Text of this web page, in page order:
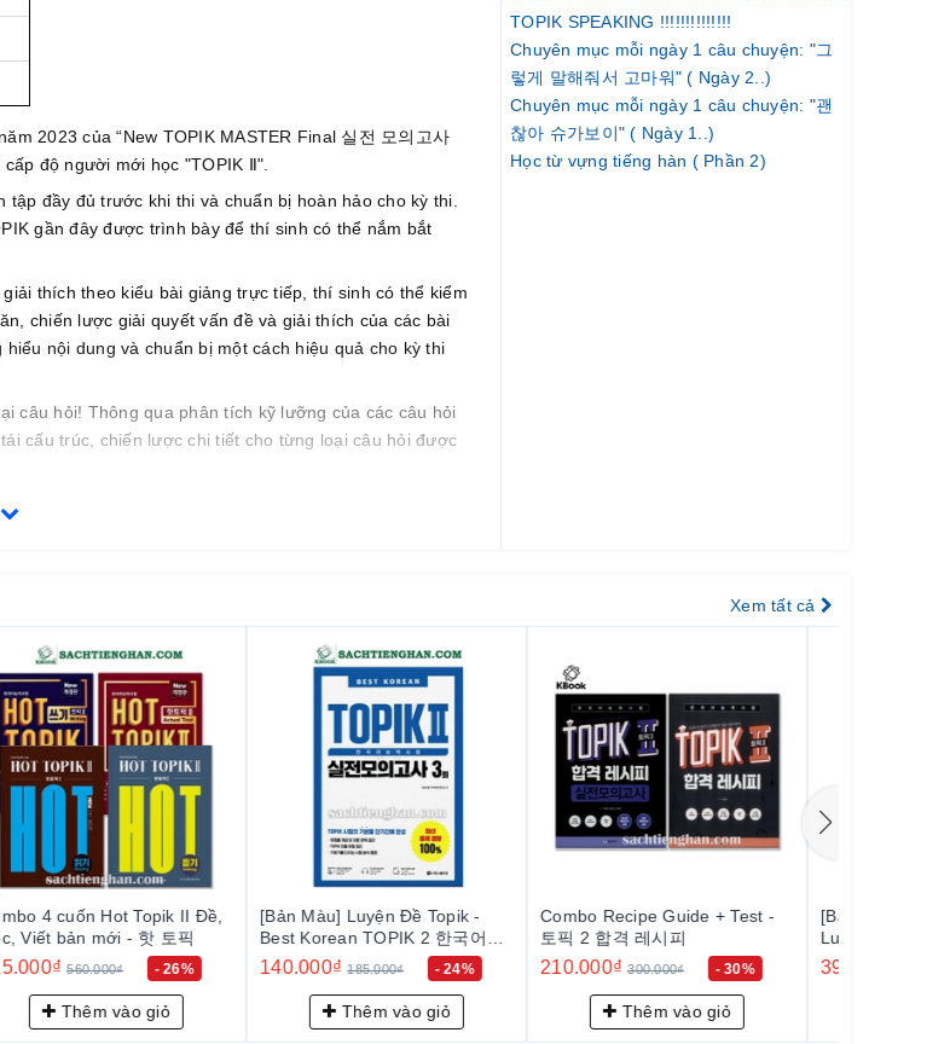
2023 của “New TOPIK MASTER Final 실전 모의고사
độ người mới học "TOPIK Ⅱ".
đầy đủ trước khi thi và chuẩn bị hoàn hảo cho kỳ thi.
gần đây được trình bày để thí sinh có thể nắm bắt
thích theo kiểu bài giảng trực tiếp, thí sinh có thể kiểm
chiến lược giải quyết vấn đề và giải thích của các bài
nội dung và chuẩn bị một cách hiệu quả cho kỳ thi
câu hỏi! Thông qua phân tích kỹ lưỡng của các câu hỏi
cấu trúc, chiến lược chi tiết cho từng loại câu hỏi được
mới nhất! Thông qua 10 bài kiểm tra thực tế phản ánh
quyết vấn đề chiến lược! Bằng cách sử dụng bình luận
có thể tự kiểm tra kiến thức của mình và bù đắp cho
bày cho mỗi chủ đề, do đó sinh viên có thể mở rộng
cho các tình huống thực tế.
TOPIK SPEAKING !!!!!!!!!!!!!!
Chuyên mục mỗi ngày 1 câu chuyện: "그
렇게 말해줘서 고마워" ( Ngày 2..)
Chuyên mục mỗi ngày 1 câu chuyện: "괜
찮아 슈가보이" ( Ngày 1..)
Học từ vựng tiếng hàn ( Phần 2)
Xem tất cả
[Bản Màu] Luyện Đề Topik -
Best Korean TOPIK 2 한국어능
력시험 실전모의고사3회
140.000₫ 185.000₫ - 24%
Thêm vào giỏ
Combo Recipe Guide + Test -
토픽 2 합격 레시피
210.000₫ 300.000₫ - 30%
Thêm vào giỏ
[Bản màu] Combo Cẩm Nang
Luyện Nghe Đọc Viết Topik -
Tiếng Việt (Châu Thùy Trang,
390.000₫ 485.000₫ - 20%
Thêm vào giỏ